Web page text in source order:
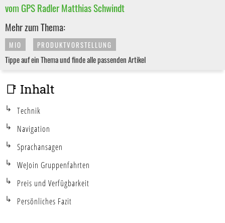
vom GPS Radler Matthias Schwindt
Mehr zum Thema:
MIO PRODUKTVORSTELLUNG
Tippe auf ein Thema und finde alle passenden Artikel
📑 Inhalt
Technik
Navigation
Sprachansagen
WeJoin Gruppenfahrten
Preis und Verfügbarkeit
Persönliches Fazit